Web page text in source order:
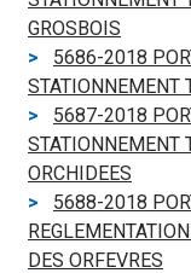
GROSBOIS
5686-2018
STATIONNEMENT
5687-2018
STATIONNEMENT
ORCHIDEES
5688-2018
DES ORFEVRES